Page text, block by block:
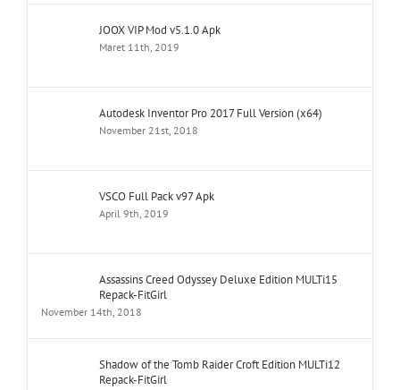
JOOX VIP Mod v5.1.0 Apk
Maret 11th, 2019
Autodesk Inventor Pro 2017 Full Version (x64)
November 21st, 2018
VSCO Full Pack v97 Apk
April 9th, 2019
Assassins Creed Odyssey Deluxe Edition MULTi15
Repack-FitGirl
November 14th, 2018
Shadow of the Tomb Raider Croft Edition MULTi12
Repack-FitGirl